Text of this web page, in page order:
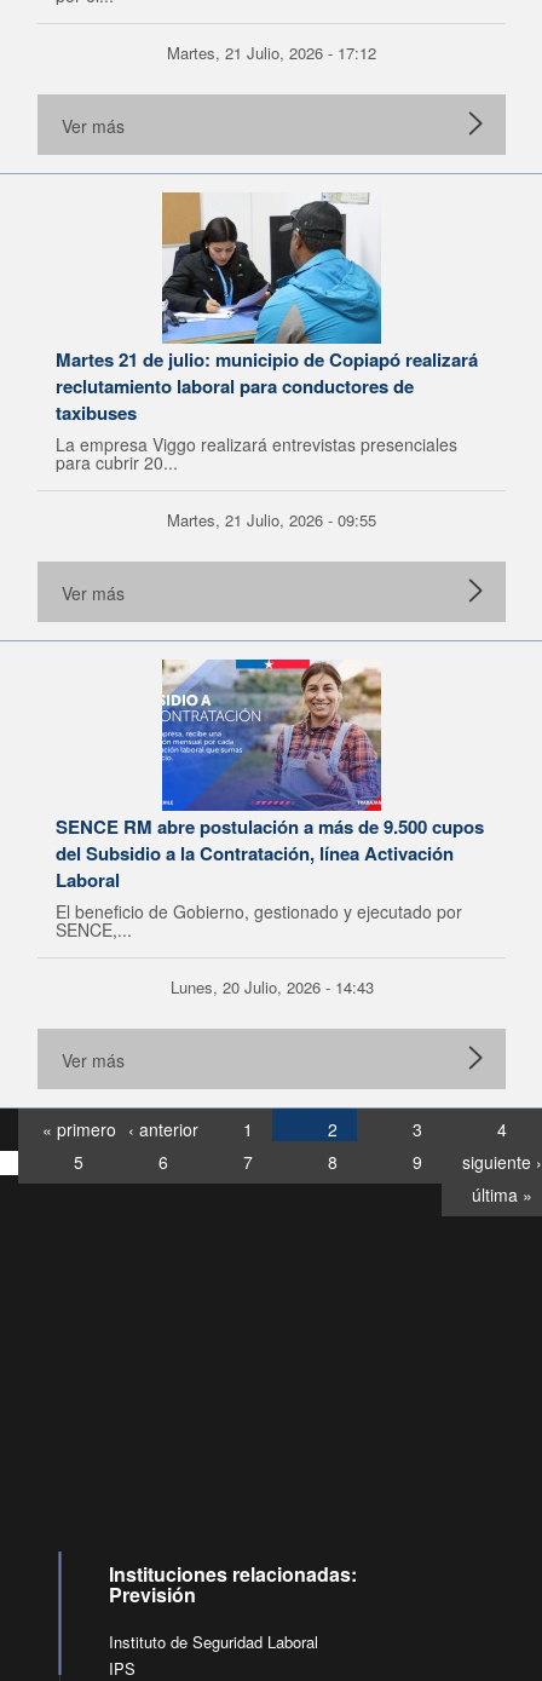
Martes, 21 Julio, 2026 - 17:12
Ver más
Martes 21 de julio: municipio de Copiapó realizará
reclutamiento laboral para conductores de
taxibuses
La empresa Viggo realizará entrevistas presenciales
para cubrir 20...
Martes, 21 Julio, 2026 - 09:55
Ver más
SENCE RM abre postulación a más de 9.500 cupos
del Subsidio a la Contratación, línea Activación
Laboral
El beneficio de Gobierno, gestionado y ejecutado por
SENCE,...
Lunes, 20 Julio, 2026 - 14:43
Ver más
« primero ‹ anterior 1 2 3
4
5
6 7 8 9
siguiente ›
última »
Instituciones relacionadas:
Previsión
Instituto de Seguridad Laboral
IPS